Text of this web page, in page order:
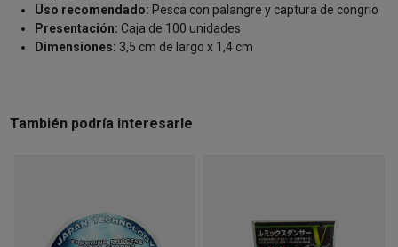
Uso recomendado: Pesca con palangre y captura de congrio
Presentación: Caja de 100 unidades
Dimensiones: 3,5 cm de largo x 1,4 cm
También podría interesarle